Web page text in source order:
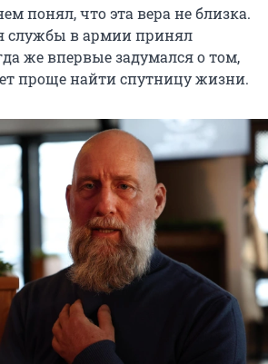
понял, что эта вера не близка.
службы в армии принял
же впервые задумался о том,
проще найти спутницу жизни.